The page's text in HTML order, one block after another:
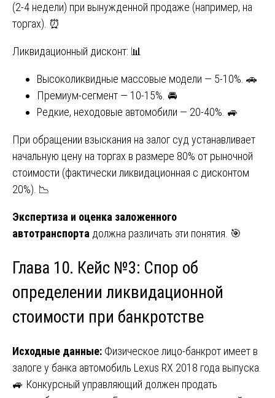
(2-4 недели) при вынужденной продаже (например, на
торгах). ⏰
Ликвидационный дисконт: 📊
Высоколиквидные массовые модели — 5-10%. 🚗
Премиум-сегмент — 10-15%. 🚘
Редкие, неходовые автомобили — 20-40%. 🚙
При обращении взыскания на залог суд устанавливает
начальную цену на торгах в размере 80% от рыночной
стоимости (фактически ликвидационная с дисконтом
20%). 📉
Экспертиза и оценка заложенного
автотранспорта должна различать эти понятия. 🎯
Глава 10. Кейс №3: Спор об
определении ликвидационной
стоимости при банкротстве
Исходные данные: Физическое лицо-банкрот имеет в
залоге у банка автомобиль Lexus RX 2018 года выпуска.
🚙 Конкурсный управляющий должен продать